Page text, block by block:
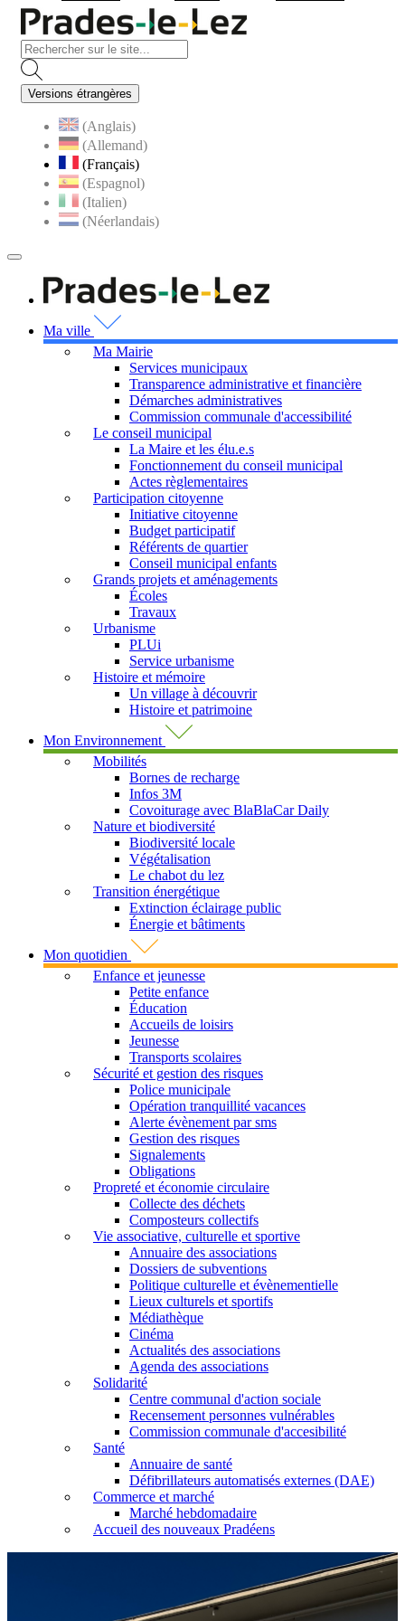
Versions étrangères
(Anglais)
(Allemand)
(Français)
(Espagnol)
(Italien)
(Néerlandais)
MENU
PRINCIPAL
Ma ville
Ma Mairie
Services municipaux
Transparence administrative et financière
Démarches administratives
Commission communale d'accessibilité
Le conseil municipal
La Maire et les élu.e.s
Fonctionnement du conseil municipal
Actes règlementaires
Participation citoyenne
Initiative citoyenne
Budget participatif
Référents de quartier
Conseil municipal enfants
Grands projets et aménagements
Écoles
Travaux
Urbanisme
PLUi
Service urbanisme
Histoire et mémoire
Un village à découvrir
Histoire et patrimoine
Mon Environnement
Mobilités
Bornes de recharge
Infos 3M
Covoiturage avec BlaBlaCar Daily
Nature et biodiversité
Biodiversité locale
Végétalisation
Le chabot du lez
Transition énergétique
Extinction éclairage public
Énergie et bâtiments
Mon quotidien
Enfance et jeunesse
Petite enfance
Éducation
Accueils de loisirs
Jeunesse
Transports scolaires
Sécurité et gestion des risques
Police municipale
Opération tranquillité vacances
Alerte évènement par sms
Gestion des risques
Signalements
Obligations
Propreté et économie circulaire
Collecte des déchets
Composteurs collectifs
Vie associative, culturelle et sportive
Annuaire des associations
Dossiers de subventions
Politique culturelle et évènementielle
Lieux culturels et sportifs
Médiathèque
Cinéma
Actualités des associations
Agenda des associations
Solidarité
Centre communal d'action sociale
Recensement personnes vulnérables
Commission communale d'accesibilité
Santé
Annuaire de santé
Défibrillateurs automatisés externes (DAE)
Commerce et marché
Marché hebdomadaire
Accueil des nouveaux Pradéens